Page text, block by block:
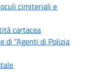
cimiteriali e
cartacea
di “Agenti di Polizia